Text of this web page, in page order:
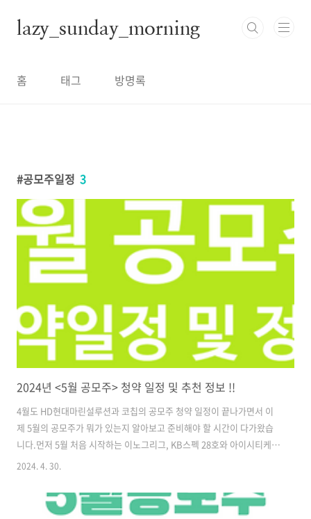
lazy_sunday_morning
홈 태그 방명록
공모주일정 3
2024년 <5월 공모주> 청약 일정 및 추천 정보 !!
4월도 HD현대마린설루션과 코칩의 공모주 청약 일정이 끝나가면서 이
제 5월의 공모주가 뭐가 있는지 알아보고 준비해야 할 시간이 다가왔습
니다.​먼저 5월 처음 시작하는 이노그리그, KB스펙 28호와 아이시티케
이, 그리고 에스오에스랩, 노브랜드, 하스와 미래에셋비전스펙 4호가 준
및 청약 정보를 알아보도록 하겠습니다. ​​1. KB스팩 28호​청약일정 :
2024년 5월 7일 ~ 8일​희망공모밴드가 : 2,000원​규모 : 100억​주관사 :
2024. 4. 30.